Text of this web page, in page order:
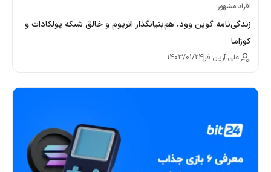
افراد مشهور
زندگی‌نامه گوین وود،‌ هم‌بنیانگذار اتریوم و خالق شبکه پولکادات و
کوزاما
علی آریان فر1403/01/24